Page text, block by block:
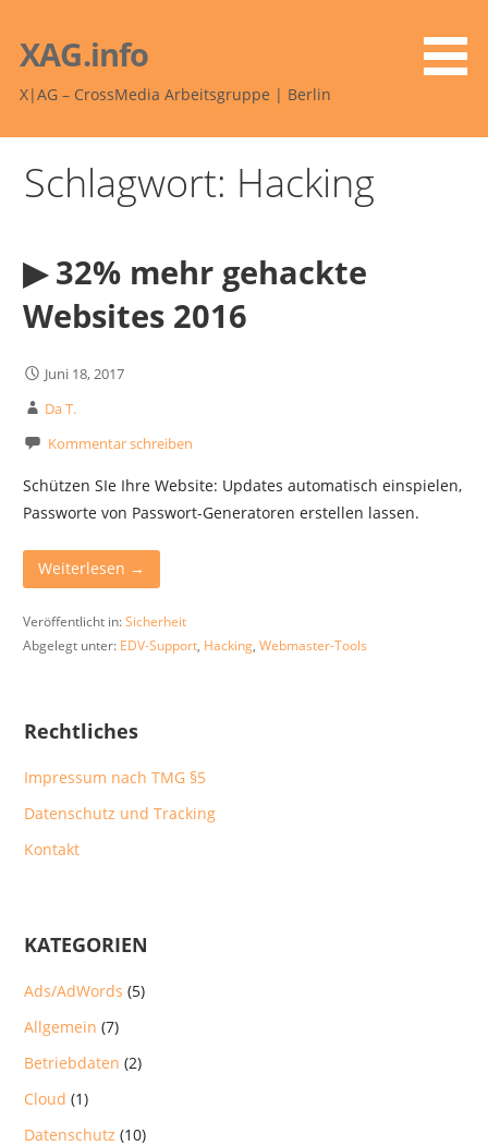
Inhalt
springen
XAG.info
X|AG – CrossMedia Arbeitsgruppe | Berlin
Schlagwort: Hacking
▶︎ 32% mehr gehackte
Websites 2016
Juni 18, 2017
Da T.
Kommentar schreiben
Schützen SIe Ihre Website: Updates automatisch einspielen,
Passworte von Passwort-Generatoren erstellen lassen.
Weiterlesen →
Veröffentlicht in:Sicherheit
Abgelegt unter: EDV-Support, Hacking, Webmaster-Tools
Rechtliches
Impressum nach TMG §5
Datenschutz und Tracking
Kontakt
KATEGORIEN
Ads/AdWords (5)
Allgemein (7)
Betriebdaten (2)
Cloud (1)
Datenschutz (10)